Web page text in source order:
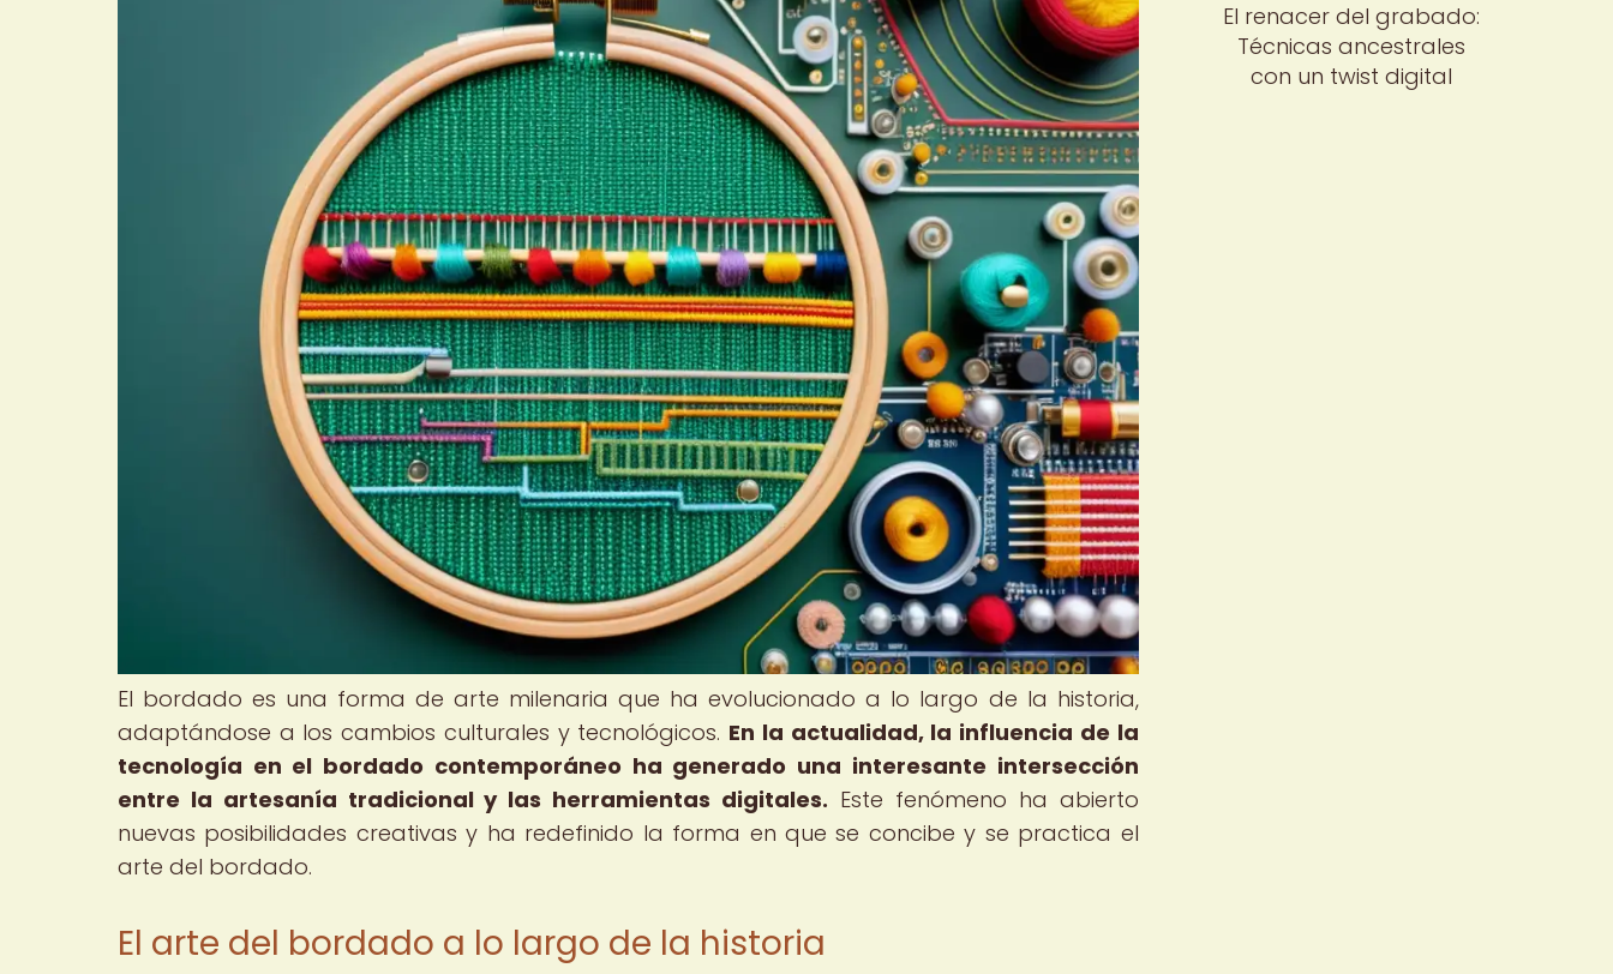
El bordado es una forma de arte milenaria que ha evolucionado a lo largo de la historia,
adaptándose a los cambios culturales y tecnológicos. En la actualidad, la influencia de la
tecnología en el bordado contemporáneo ha generado una interesante intersección
entre la artesanía tradicional y las herramientas digitales. Este fenómeno ha abierto
nuevas posibilidades creativas y ha redefinido la forma en que se concibe y se practica el
arte del bordado.
El arte del bordado a lo largo de la historia
El renacer del grabado:
Técnicas ancestrales
con un twist digital